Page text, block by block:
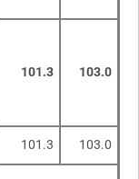
101.3 103.0
101.3 103.0